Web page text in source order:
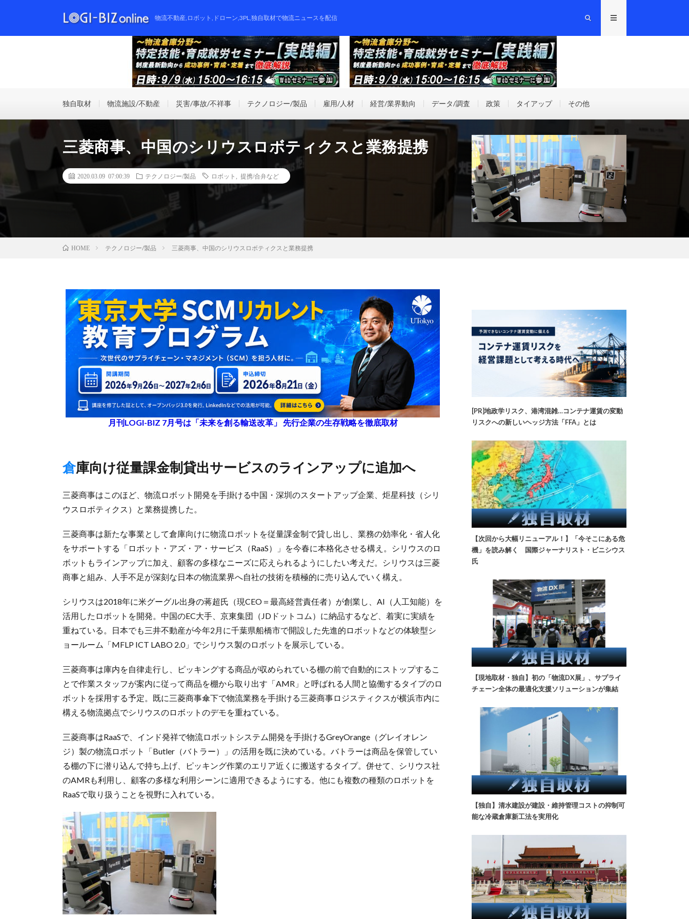
物流不動産,ロボット,ドローン,3PL,独自取材で物流ニュースを配信
独自取材 物流施設/不動産 災害/事故/不祥事 テクノロジー/製品 雇用/人材 経営/業界動向 データ/調査 政策 タイアップ その他
三菱商事、中国のシリウスロボティクスと業務提携
2020.03.09 07:00:39 テクノロジー/製品 ロボット 提携/合弁など
HOME テクノロジー/製品 三菱商事、中国のシリウスロボティクスと業務提携
月刊LOGI-BIZ 7月号は「未来を創る輸送改革」 先行企業の生存戦略を徹底取材
倉庫向け従量課金制貸出サービスのラインアップに追加へ
三菱商事はこのほど、物流ロボット開発を手掛ける中国・深圳のスタートアップ企業、炬星科技（シリ
ウスロボティクス）と業務提携した。
三菱商事は新たな事業として倉庫向けに物流ロボットを従量課金制で貸し出し、業務の効率化・省人化
をサポートする「ロボット・アズ・ア・サービス（RaaS）」を今春に本格化させる構え。シリウスのロ
ボットもラインアップに加え、顧客の多様なニーズに応えられるようにしたい考えだ。シリウスは三菱
商事と組み、人手不足が深刻な日本の物流業界へ自社の技術を積極的に売り込んでいく構え。
シリウスは2018年に米グーグル出身の蒋超氏（現CEO＝最高経営責任者）が創業し、AI（人工知能）を
活用したロボットを開発。中国のEC大手、京東集団（JDドットコム）に納品するなど、着実に実績を
重ねている。日本でも三井不動産が今年2月に千葉県船橋市で開設した先進的ロボットなどの体験型シ
ョールーム「MFLP ICT LABO 2.0」でシリウス製のロボットを展示している。
三菱商事は庫内を自律走行し、ピッキングする商品が収められている棚の前で自動的にストップするこ
とで作業スタッフが案内に従って商品を棚から取り出す「AMR」と呼ばれる人間と協働するタイプのロ
ボットを採用する予定。既に三菱商事傘下で物流業務を手掛ける三菱商事ロジスティクスが横浜市内に
構える物流拠点でシリウスのロボットのデモを重ねている。
三菱商事はRaaSで、インド発祥で物流ロボットシステム開発を手掛けるGreyOrange（グレイオレン
ジ）製の物流ロボット「Butler（バトラー）」の活用を既に決めている。バトラーは商品を保管してい
る棚の下に潜り込んで持ち上げ、ピッキング作業のエリア近くに搬送するタイプ。併せて、シリウス社
のAMRも利用し、顧客の多様な利用シーンに適用できるようにする。他にも複数の種類のロボットを
RaaSで取り扱うことを視野に入れている。
[PR]地政学リスク、港湾混雑…コンテナ運賃の変動
リスクへの新しいヘッジ方法「FFA」とは
【次回から大幅リニューアル！】「今そこにある危
機」を読み解く 国際ジャーナリスト・ビニシウス
氏
【現地取材・独自】初の「物流DX展」、サプライ
チェーン全体の最適化支援ソリューションが集結
【独自】清水建設が建設・維持管理コストの抑制可
能な冷蔵倉庫新工法を実用化